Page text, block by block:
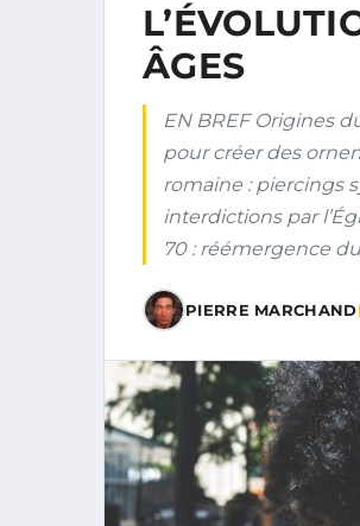
ÂGES
EN BREF Origines
pour créer des
romaine : piercings
interdictions par
70 : réémergence
PIERRE MARCHAND